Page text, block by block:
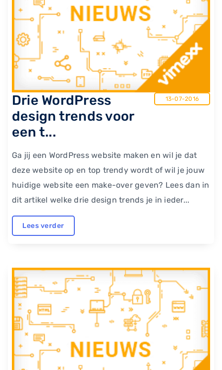
​Drie WordPress
design trends voor
een t...
13-07-2016
Ga jij een WordPress website maken en wil je dat
deze website op en top trendy wordt of wil je jouw
huidige website een make-over geven? Lees dan in
dit artikel welke drie design trends je in ieder...
Lees verder